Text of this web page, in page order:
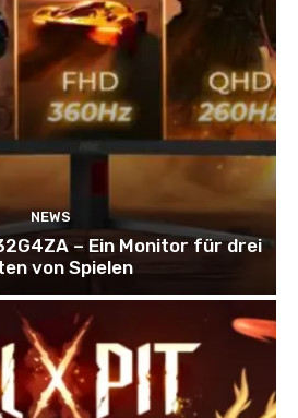
NEWS
– Ein Monitor für drei
von Spielen